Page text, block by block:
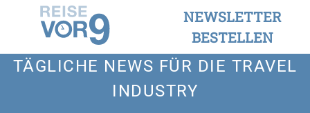
NEWSLETTER
BESTELLEN
TÄGLICHE NEWS FÜR DIE TRAVEL
INDUSTRY